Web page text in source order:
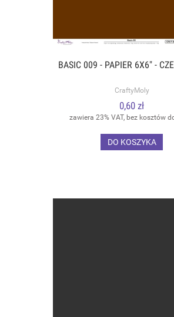
BASIC 009 - PAPIER 6X6" -
CraftyMoly
0,60 zł
zawiera 23% VAT, bez kosztów
DO KOSZYKA